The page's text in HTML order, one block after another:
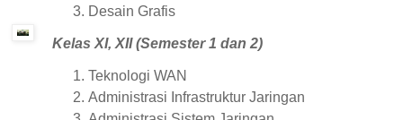
Desain Grafis
Kelas XI, XII (Semester 1 dan 2)
Teknologi WAN
Administrasi Infrastruktur Jaringan